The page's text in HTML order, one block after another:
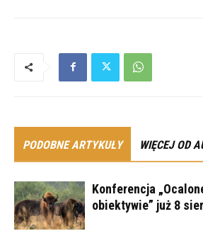
PODOBNE ARTYKUŁY WIĘCEJ OD
Konferencja
obiektywie” już 8